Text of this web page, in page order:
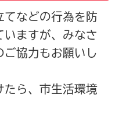
てなどの行為を防
いますが、みなさ
協力もお願いし
たら、市生活環境